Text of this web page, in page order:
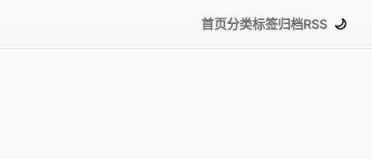
首页分类标签归档RSS 🌙